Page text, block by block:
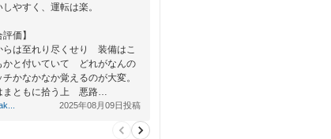
しやすく、運転は楽。
評価】
らは至れり尽くせり 装備はこ
かと付いていて どれがなんの
チかなかなか覚えるのが大変。
まともに拾う上 悪路…
2025年08月09日投稿